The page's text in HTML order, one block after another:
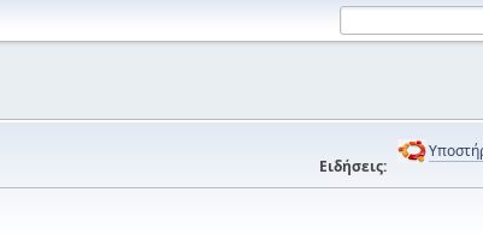
Ειδήσεις: